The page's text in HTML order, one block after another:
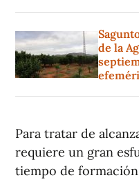
de la
Para tratar de
requiere un gran
tiempo de